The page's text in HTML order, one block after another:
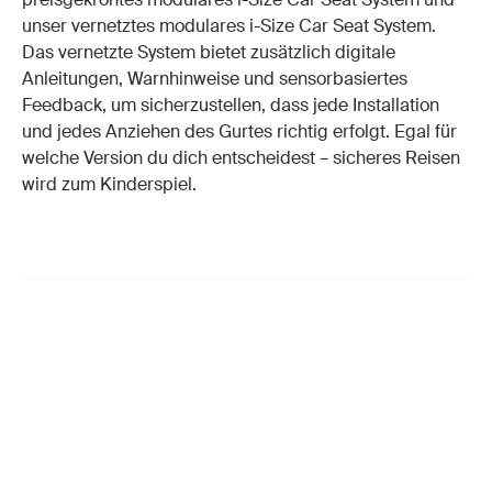
unser vernetztes modulares i-Size Car Seat System.
Das vernetzte System bietet zusätzlich digitale
Anleitungen, Warnhinweise und sensorbasiertes
Feedback, um sicherzustellen, dass jede Installation
und jedes Anziehen des Gurtes richtig erfolgt. Egal für
welche Version du dich entscheidest – sicheres Reisen
wird zum Kinderspiel.